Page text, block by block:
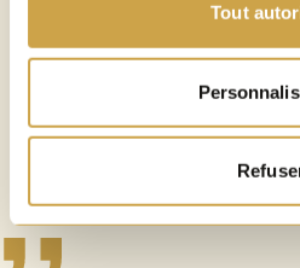
Tout
Blond